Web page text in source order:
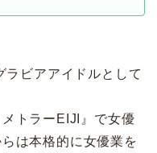
ビアアイドルとして
トラーEIJI』で女優
は本格的に女優業を